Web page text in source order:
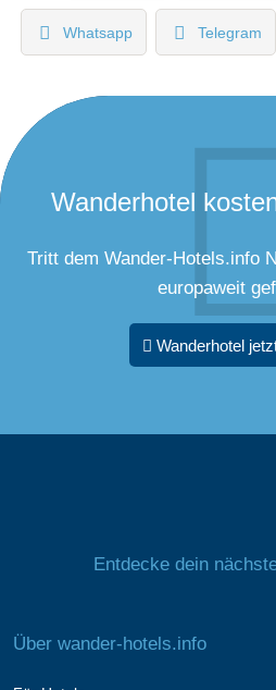
Whatsapp Telegram
Wanderhotel
Tritt dem Wander-Hotels.info
europaweit
Wanderhotel
Entdecke dein
Über wander-hotels.info